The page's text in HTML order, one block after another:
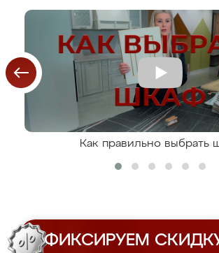
Как правильно выбрать
ФИКСИРУЕМ